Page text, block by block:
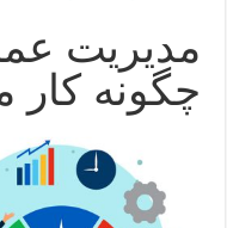
مدیریت
چگونه کار